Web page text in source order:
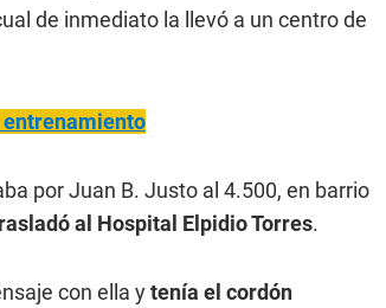
de inmediato la llevó a un centro de
entrenamiento
por Juan B. Justo al 4.500, en barrio
al Hospital Elpidio Torres.
con ella ytenía el cordón